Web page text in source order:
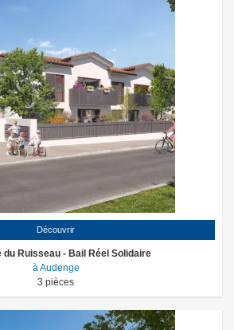
Découvrir
du Ruisseau - Bail Réel Solidaire
à Audenge
3 pièces